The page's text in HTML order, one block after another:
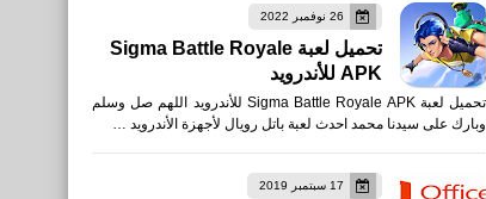
26 نوفمبر 2022
تحميل لعبة Sigma Battle Royale
APK للأندرويد
تحميل لعبة Sigma Battle Royale APK للأندرويد اللهم صل وسلم
وبارك على سيدنا محمد احدث لعبة باتل رويال لأجهزة الأندرويد …
17 سبتمبر 2019